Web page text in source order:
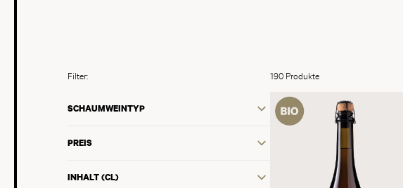
Filter:
SCHAUMWEINTYP
PREIS
INHALT (CL)
190 Produkte